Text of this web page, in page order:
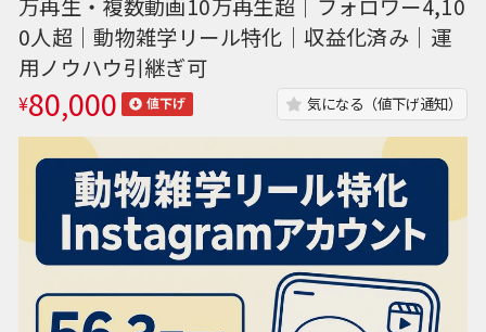
万再生・複数動画10万再生超｜フォロワー4,10
0人超｜動物雑学リール特化｜収益化済み｜運
用ノウハウ引継ぎ可
¥80,000 値下げ 気になる（値下げ通知）